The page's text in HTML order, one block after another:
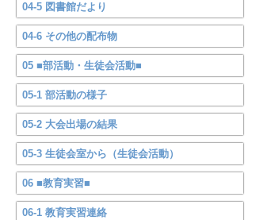
04-5 図書館だより
04-6 その他の配布物
05 ■部活動・生徒会活動■
05-1 部活動の様子
05-2 大会出場の結果
05-3 生徒会室から（生徒会活動）
06 ■教育実習■
06-1 教育実習連絡